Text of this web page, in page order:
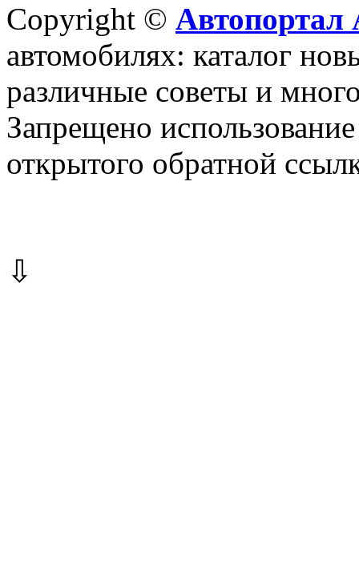
Copyright © Автопортал
автомобилях: каталог
различные советы и
Запрещено
открытого обратной
⇩